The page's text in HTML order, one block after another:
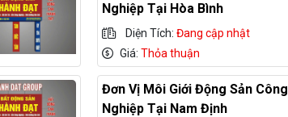
Nghiệp Tại Hòa Bình
Diện Tích:Đang cập nhật
Giá:Thỏa thuận
Đơn Vị Môi Giới Động Sản Công
Nghiệp Tại Nam Định